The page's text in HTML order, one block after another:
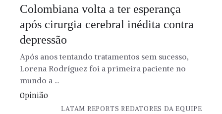
Colombiana volta a ter esperança
após cirurgia cerebral inédita contra
depressão
Após anos tentando tratamentos sem sucesso,
Lorena Rodríguez foi a primeira paciente no
mundo a ...
Opinião
LATAM REPORTS REDATORES DA EQUIPE